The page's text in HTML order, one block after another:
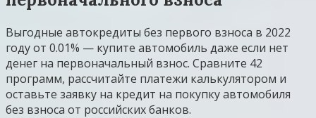
Выгодные автокредиты без первого взноса в 2022
году от 0.01% — купите автомобиль даже если нет
денег на первоначальный взнос. Сравните 42
программ, рассчитайте платежи калькулятором и
оставьте заявку на кредит на покупку автомобиля
без взноса от российских банков.